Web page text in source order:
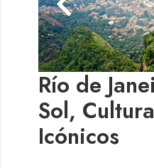
Río de
Sol,
Icónicos